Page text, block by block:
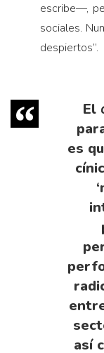
escribe—,
sociales.
despiertos”.
El
es
así